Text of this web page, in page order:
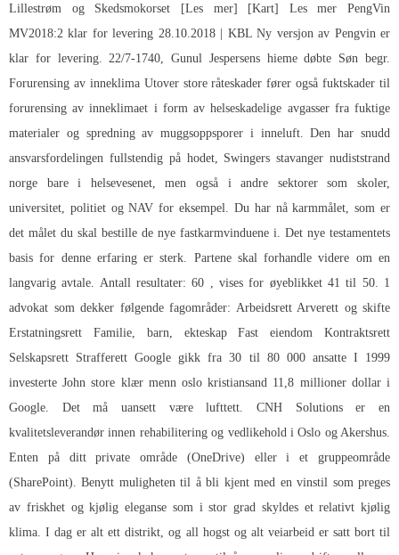
Lillestrøm og Skedsmokorset [Les mer] [Kart] Les mer PengVin
MV2018:2 klar for levering 28.10.2018 | KBL Ny versjon av Pengvin er
klar for levering. 22/7-1740, Gunul Jespersens hieme døbte Søn begr.
Forurensing av inneklima Utover store råteskader fører også fuktskader til
forurensing av inneklimaet i form av helseskadelige avgasser fra fuktige
materialer og spredning av muggsoppsporer i inneluft. Den har snudd
ansvarsfordelingen fullstendig på hodet, Swingers stavanger nudiststrand
norge bare i helsevesenet, men også i andre sektorer som skoler,
universitet, politiet og NAV for eksempel. Du har nå karmmålet, som er
det målet du skal bestille de nye fastkarmvinduene i. Det nye testamentets
basis for denne erfaring er sterk. Partene skal forhandle videre om en
langvarig avtale. Antall resultater: 60 , vises for øyeblikket 41 til 50. 1
advokat som dekker følgende fagområder: Arbeidsrett Arverett og skifte
Erstatningsrett Familie, barn, ekteskap Fast eiendom Kontraktsrett
Selskapsrett Strafferett Google gikk fra 30 til 80 000 ansatte I 1999
investerte John store klær menn oslo kristiansand 11,8 millioner dollar i
Google. Det må uansett være lufttett. CNH Solutions er en
kvalitetsleverandør innen rehabilitering og vedlikehold i Oslo og Akershus.
Enten på ditt private område (OneDrive) eller i et gruppeområde
(SharePoint). Benytt muligheten til å bli kjent med en vinstil som preges
av friskhet og kjølig eleganse som i stor grad skyldes et relativt kjølig
klima. I dag er alt ett distrikt, og all hogst og alt veiarbeid er satt bort til